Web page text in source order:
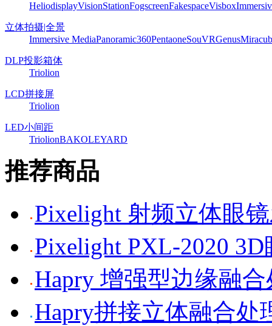
HeliodisplayVisionStationFogscreenFakespaceVisbox
立体拍摄|全景
Immersive MediaPanoramic360PentaoneSouVRGenus
DLP投影箱体
Triolion
LCD拼接屏
Triolion
LED小间距
TriolionBAKOLEYARD
推荐商品
Pixelight 射频立体眼
Pixelight PXL-2020 3D
Hapry 增强型边缘融
Hapry拼接立体融合处